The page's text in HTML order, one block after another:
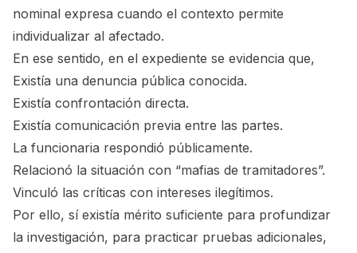
nominal expresa cuando el contexto permite
individualizar al afectado.
En ese sentido, en el expediente se evidencia que,
Existía una denuncia pública conocida.
Existía confrontación directa.
Existía comunicación previa entre las partes.
La funcionaria respondió públicamente.
Relacionó la situación con “mafias de tramitadores”.
Vinculó las críticas con intereses ilegítimos.
Por ello, sí existía mérito suficiente para profundizar
la investigación, para practicar pruebas adicionales,